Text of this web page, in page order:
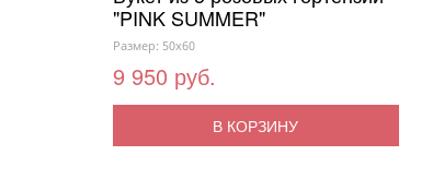
"PINK SUMMER"
Размер: 50x60
9 950 руб.
В КОРЗИНУ